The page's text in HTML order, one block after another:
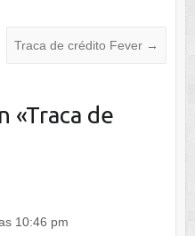
Traca de crédito Fever →
«Traca de
10:46 pm